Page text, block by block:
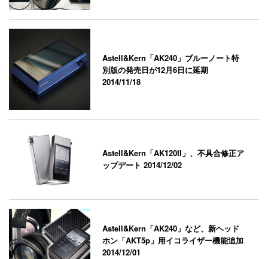
Astell&Kern「AK240」ブルーノート特
別版の発売日が12月6日に延期
2014/11/18
Astell&Kern「AK120II」、不具合修正ア
ップデート2014/12/02
Astell&Kern「AK240」など、新ヘッド
ホン「AKT5p」用イコライザー機能追加
2014/12/01